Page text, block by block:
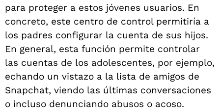
para proteger a estos jóvenes usuarios. En
concreto, este centro de control permitiría a
los padres configurar la cuenta de sus hijos.
En general, esta función permite controlar
las cuentas de los adolescentes, por ejemplo,
echando un vistazo a la lista de amigos de
Snapchat, viendo las últimas conversaciones
o incluso denunciando abusos o acoso.